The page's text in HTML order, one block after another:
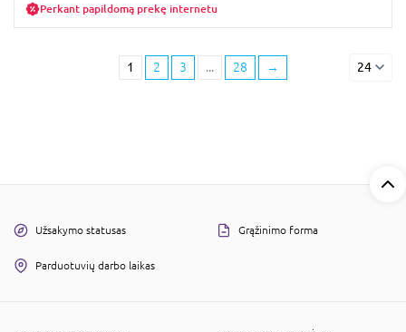
Perkant papildomą prekę internetu
1 2 3 ... 28 → 24
Užsakymo statusas Grąžinimo forma
Parduotuvių darbo laikas